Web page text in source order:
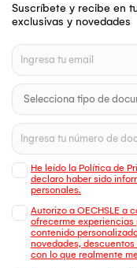
Suscríbete y recibe en
exclusivas y novedades
He leído la Política de
declaro haber sido
personales.
Autorizo a OECHSLE a
ofrecerme experiencias
contenido
novedades,
con lo que realmente